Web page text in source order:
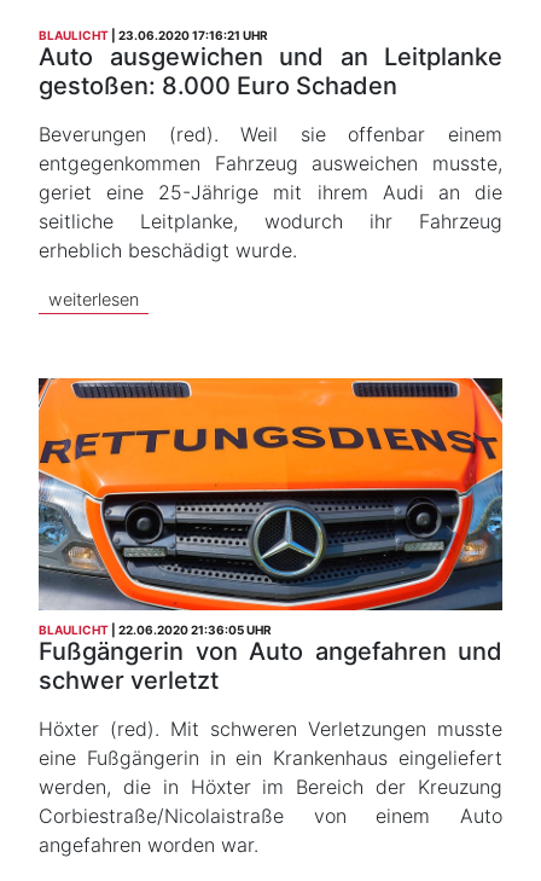
BLAULICHT 23.06.2020 17:16:21 UHR
Auto ausgewichen und an Leitplanke
gestoßen: 8.000 Euro Schaden
Beverungen (red). Weil sie offenbar einem
entgegenkommen Fahrzeug ausweichen musste,
geriet eine 25-Jährige mit ihrem Audi an die
seitliche Leitplanke, wodurch ihr Fahrzeug
erheblich beschädigt wurde.
weiterlesen
BLAULICHT 22.06.2020 21:36:05 UHR
Fußgängerin von Auto angefahren und
schwer verletzt
Höxter (red). Mit schweren Verletzungen musste
eine Fußgängerin in ein Krankenhaus eingeliefert
werden, die in Höxter im Bereich der Kreuzung
Corbiestraße/Nicolaistraße von einem Auto
angefahren worden war.